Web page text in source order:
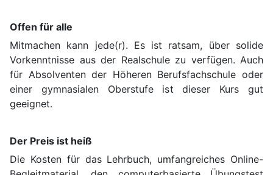
Offen für alle
Mitmachen kann jede(r). Es ist ratsam, über solide
Vorkenntnisse aus der Realschule zu verfügen. Auch
für Absolventen der Höheren Berufsfachschule oder
einer gymnasialen Oberstufe ist dieser Kurs gut
geeignet.
Der Preis ist heiß
Die Kosten für das Lehrbuch, umfangreiches Online-